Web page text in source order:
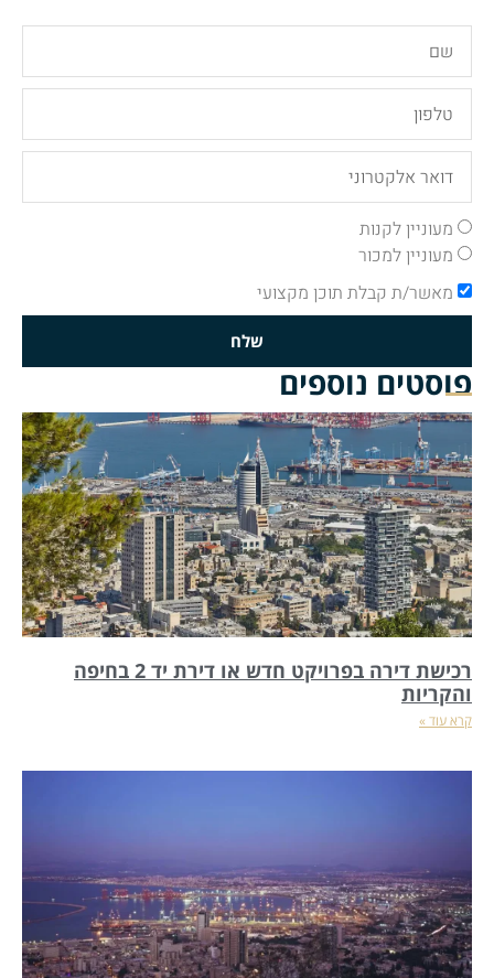
מעוניין לקנות
מעוניין למכור
מאשר/ת קבלת תוכן מקצועי
שלח
פוסטים נוספים
רכישת דירה בפרויקט חדש או דירת יד 2 בחיפה
והקריות
קרא עוד »